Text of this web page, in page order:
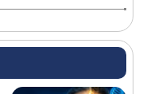
دستگاه مترجم جیبی جدید
می‌کند
چرا پیشرفته‌ترین